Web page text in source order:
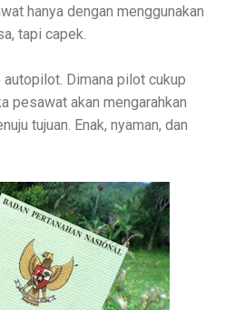
hanya dengan menggunakan
tapi capek.
Dimana pilot cukup
pesawat akan mengarahkan
tujuan. Enak, nyaman, dan